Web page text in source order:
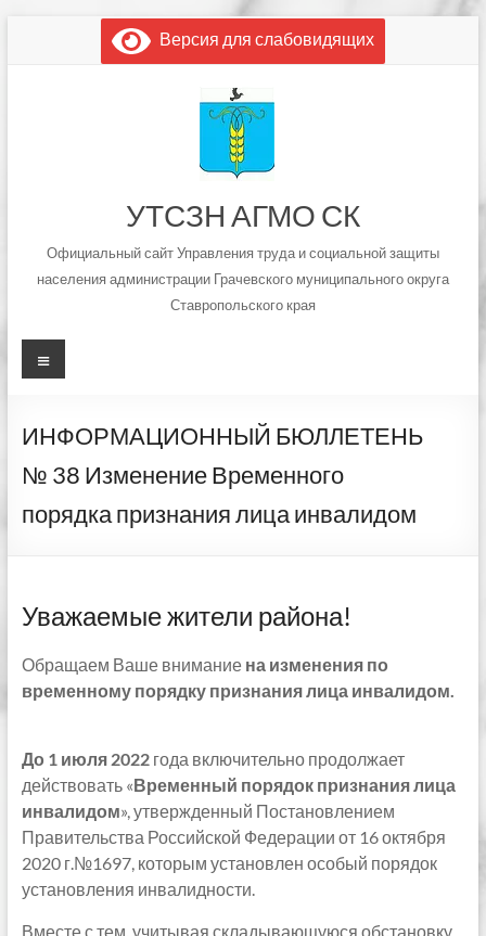
содержимому
Версия для слабовидящих
УТСЗН АГМО СК
Официальный сайт Управления труда и социальной защиты
населения администрации Грачевского муниципального округа
Ставропольского края
Меню
ИНФОРМАЦИОННЫЙ БЮЛЛЕТЕНЬ
№ 38 Изменение Временного
порядка признания лица инвалидом
Уважаемые жители района!
Обращаем Ваше внимание на изменения по
временному порядку признания лица инвалидом.
До 1 июля 2022года включительно продолжает
действовать «Временный порядок признания лица
инвалидом», утвержденный Постановлением
Правительства Российской Федерации от 16 октября
2020 г.№1697, которым установлен особый порядок
установления инвалидности.
Вместе с тем, учитывая складывающуюся обстановку